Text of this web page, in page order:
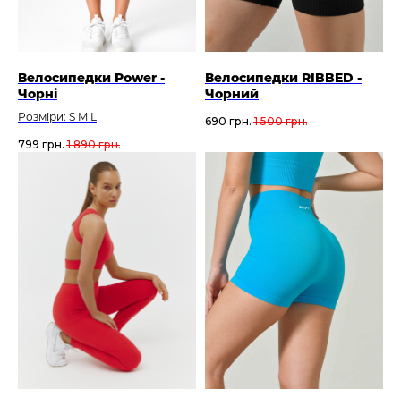
Велосипедки Power -
Чорні
Розміри: S M L
799 грн. 1 890 грн.
Велосипедки RIBBED -
Чорний
690 грн. 1 500 грн.